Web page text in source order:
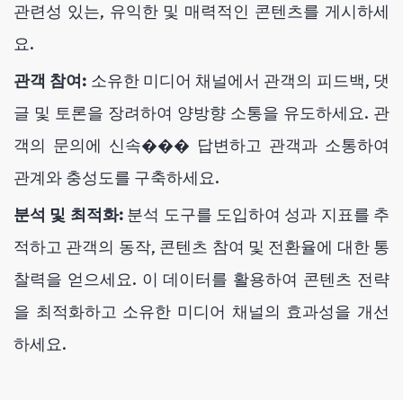
관련성 있는, 유익한 및 매력적인 콘텐츠를 게시하세
요.
관객 참여: 소유한 미디어 채널에서 관객의 피드백, 댓
글 및 토론을 장려하여 양방향 소통을 유도하세요. 관
객의 문의에 신속��� 답변하고 관객과 소통하여
관계와 충성도를 구축하세요.
분석 및 최적화:분석 도구를 도입하여 성과 지표를 추
적하고 관객의 동작, 콘텐츠 참여 및 전환율에 대한 통
찰력을 얻으세요. 이 데이터를 활용하여 콘텐츠 전략
을 최적화하고 소유한 미디어 채널의 효과성을 개선
하세요.